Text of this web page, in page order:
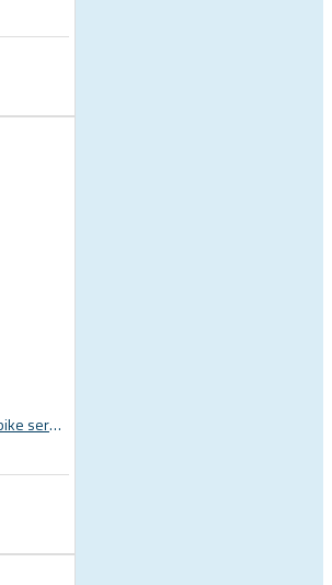
Black Bearing e-bike service kit Bosch Gen 4 full felújító készlet EM-026-BOSCH